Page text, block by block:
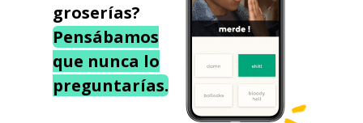
groserías?
Pensábamos
que nunca lo
preguntarías.